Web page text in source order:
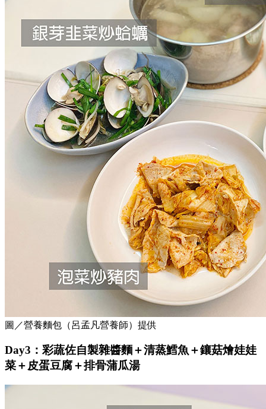
圖／營養麵包（呂孟凡營養師）提供
Day3：彩蔬佐自製雜醬麵＋清蒸鱈魚＋鑲菇燴娃娃
菜＋皮蛋豆腐＋排骨蒲瓜湯